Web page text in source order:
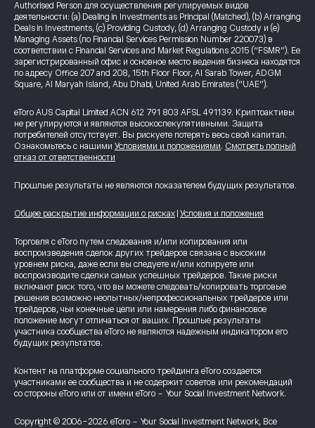
Authorised Person для осуществления регулируемых видов
деятельности: (a) Dealing in Investments as Principal (Matched), (b) Arranging
Deals in Investments, (c) Providing Custody, (d) Arranging Custody и (e)
Managing Assets (по Financial Services Permission Number 220073) в
соответствии с Financial Services and Market Regulations 2015 (“FSMR”). Ее
зарегистрированный офис и основное место ведения бизнеса находятся
по адресу Office 207 and 208, 15th Floor Floor, Al Sarab Tower, ADGM
Square, Al Maryah Island, Abu Dhabi, United Arab Emirates (“UAE”).
eToro AUS Capital Limited ACN 612 791 803 AFSL 491139. Криптоактивы
не регулируются и являются высокоспекулятивными. Защита
потребителей отсутствует. Вы рискуете потерять весь свой капитал.
Ознакомьтесь с нашими Условиями и положениями. Смотреть полный
отказ от ответственности
Прошлые результаты не являются показателем будущих результатов.
Общее раскрытие информации о рисках Условия и положения
Торговля с eToro путем следования и/или копирования или
воспроизведения сделок других трейдеров связана с высоким
уровнем риска, даже если вы следуете и/или копируете или
воспроизводите сделки самых успешных трейдеров. Такие риски
включают риск того, что вы можете следовать/копировать торговые
решения возможно неопытных/непрофессиональных трейдеров или
трейдеров, чьи конечные цели или намерения либо финансовое
положение могут отличаться от ваших. Прошлые результаты
участника сообщества eToro не являются надежным индикатором его
будущих результатов.
Контент на платформе социального трейдинга eToro создается
участниками ее сообщества и не содержит советов или рекомендаций
со стороны eToro или от имени eToro - Your Social Investment Network.
Copyright © 2006-2026 eToro - Your Social Investment Network, Все